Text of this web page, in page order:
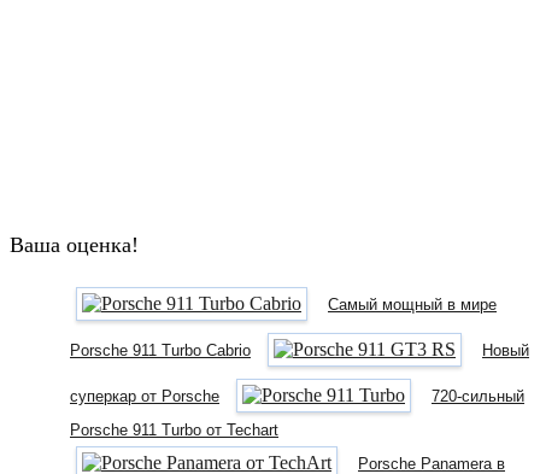
Ваша оценка!
Самый мощный в мире
Porsche 911 Turbo Cabrio Новый
суперкар от Porsche
720-сильный
Porsche 911 Turbo от Techart
Porsche Panamera в